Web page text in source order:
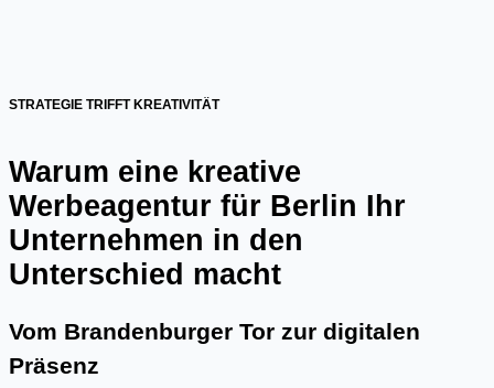
STRATEGIE TRIFFT KREATIVITÄT
Warum eine kreative
Werbeagentur für Berlin Ihr
Unternehmen in den
Unterschied macht
Vom Brandenburger Tor zur digitalen
Präsenz